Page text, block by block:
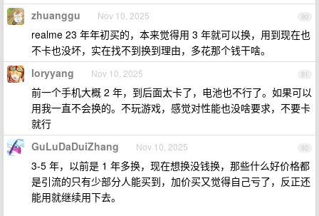
90
zhuanggu Nov 10, 2025
realme 23 年年初买的，本来觉得用 3 年就可以换，用到现在也
不卡也没坏，实在找不到换到理由，多花那个钱干啥。
91
loryyang Nov 10, 2025
前一个手机大概 2 年，到后面太卡了，电池也不行了。如果可以
用我一直不会换的。不玩游戏，感觉对性能也没啥要求，不要卡
就行
92
GuLuDaDuiZhang Nov 10, 2025
3-5 年，以前是 1 年多换，现在想换没钱换，那些什么好价格都
是引流的只有少部分人能买到，加价买又觉得自己亏了，反正还
能用就继续用下去。